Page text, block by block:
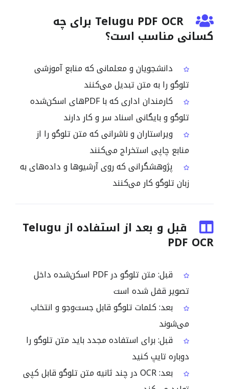
Telugu PDF OCR برای چه
کسانی مناسب است؟
دانشجویان و معلمانی که منابع آموزشی
تلوگو را به متن تبدیل می‌کنند
کارمندان اداری که با PDFهای اسکن‌شده
تلوگو و بایگانی اسناد سر و کار دارند
ویراستاران و ناشرانی که متن تلوگو را از
منابع چاپی استخراج می‌کنند
پژوهشگرانی که روی آرشیوها و داده‌های به
زبان تلوگو کار می‌کنند
قبل و بعد از استفاده از Telugu
PDF OCR
قبل: متن تلوگو در PDF اسکن‌شده داخل
تصویر قفل شده است
بعد: کلمات تلوگو قابل جست‌وجو و انتخاب
می‌شوند
قبل: برای استفاده مجدد باید متن تلوگو را
دوباره تایپ کنید
بعد: OCR در چند ثانیه متن تلوگو قابل کپی